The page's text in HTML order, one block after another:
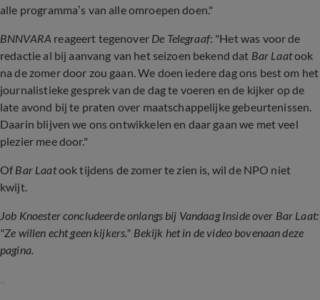
alle programma’s van alle omroepen doen."
BNNVARA reageert tegenover De Telegraaf: "Het was voor de
redactie al bij aanvang van het seizoen bekend dat Bar Laatook
na de zomer door zou gaan. We doen iedere dag ons best om het
journalistieke gesprek van de dag te voeren en de kijker op de
late avond bij te praten over maatschappelijke gebeurtenissen.
Daarin blijven we ons ontwikkelen en daar gaan we met veel
plezier mee door."
Of Bar Laatook tijdens de zomer te zien is, wil de NPO niet
kwijt.
Job Knoester concludeerde onlangs bij Vandaag Inside over Bar Laat:
"Ze willen echt geen kijkers." Bekijk het in de video bovenaan deze
pagina.